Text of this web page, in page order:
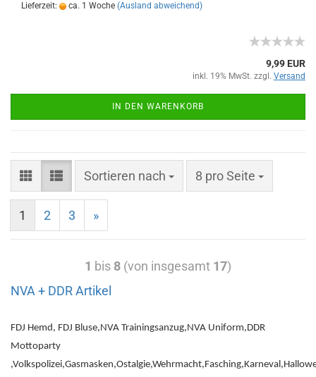
Lieferzeit: ca. 1 Woche (Ausland abweichend)
9,99 EUR
inkl. 19% MwSt. zzgl. Versand
IN DEN WARENKORB
Sortieren nach 8 pro Seite
1 2 3 »
1 bis 8 (von insgesamt 17)
NVA + DDR Artikel
FDJ Hemd, FDJ Bluse,NVA Trainingsanzug,NVA Uniform,DDR
Mottoparty